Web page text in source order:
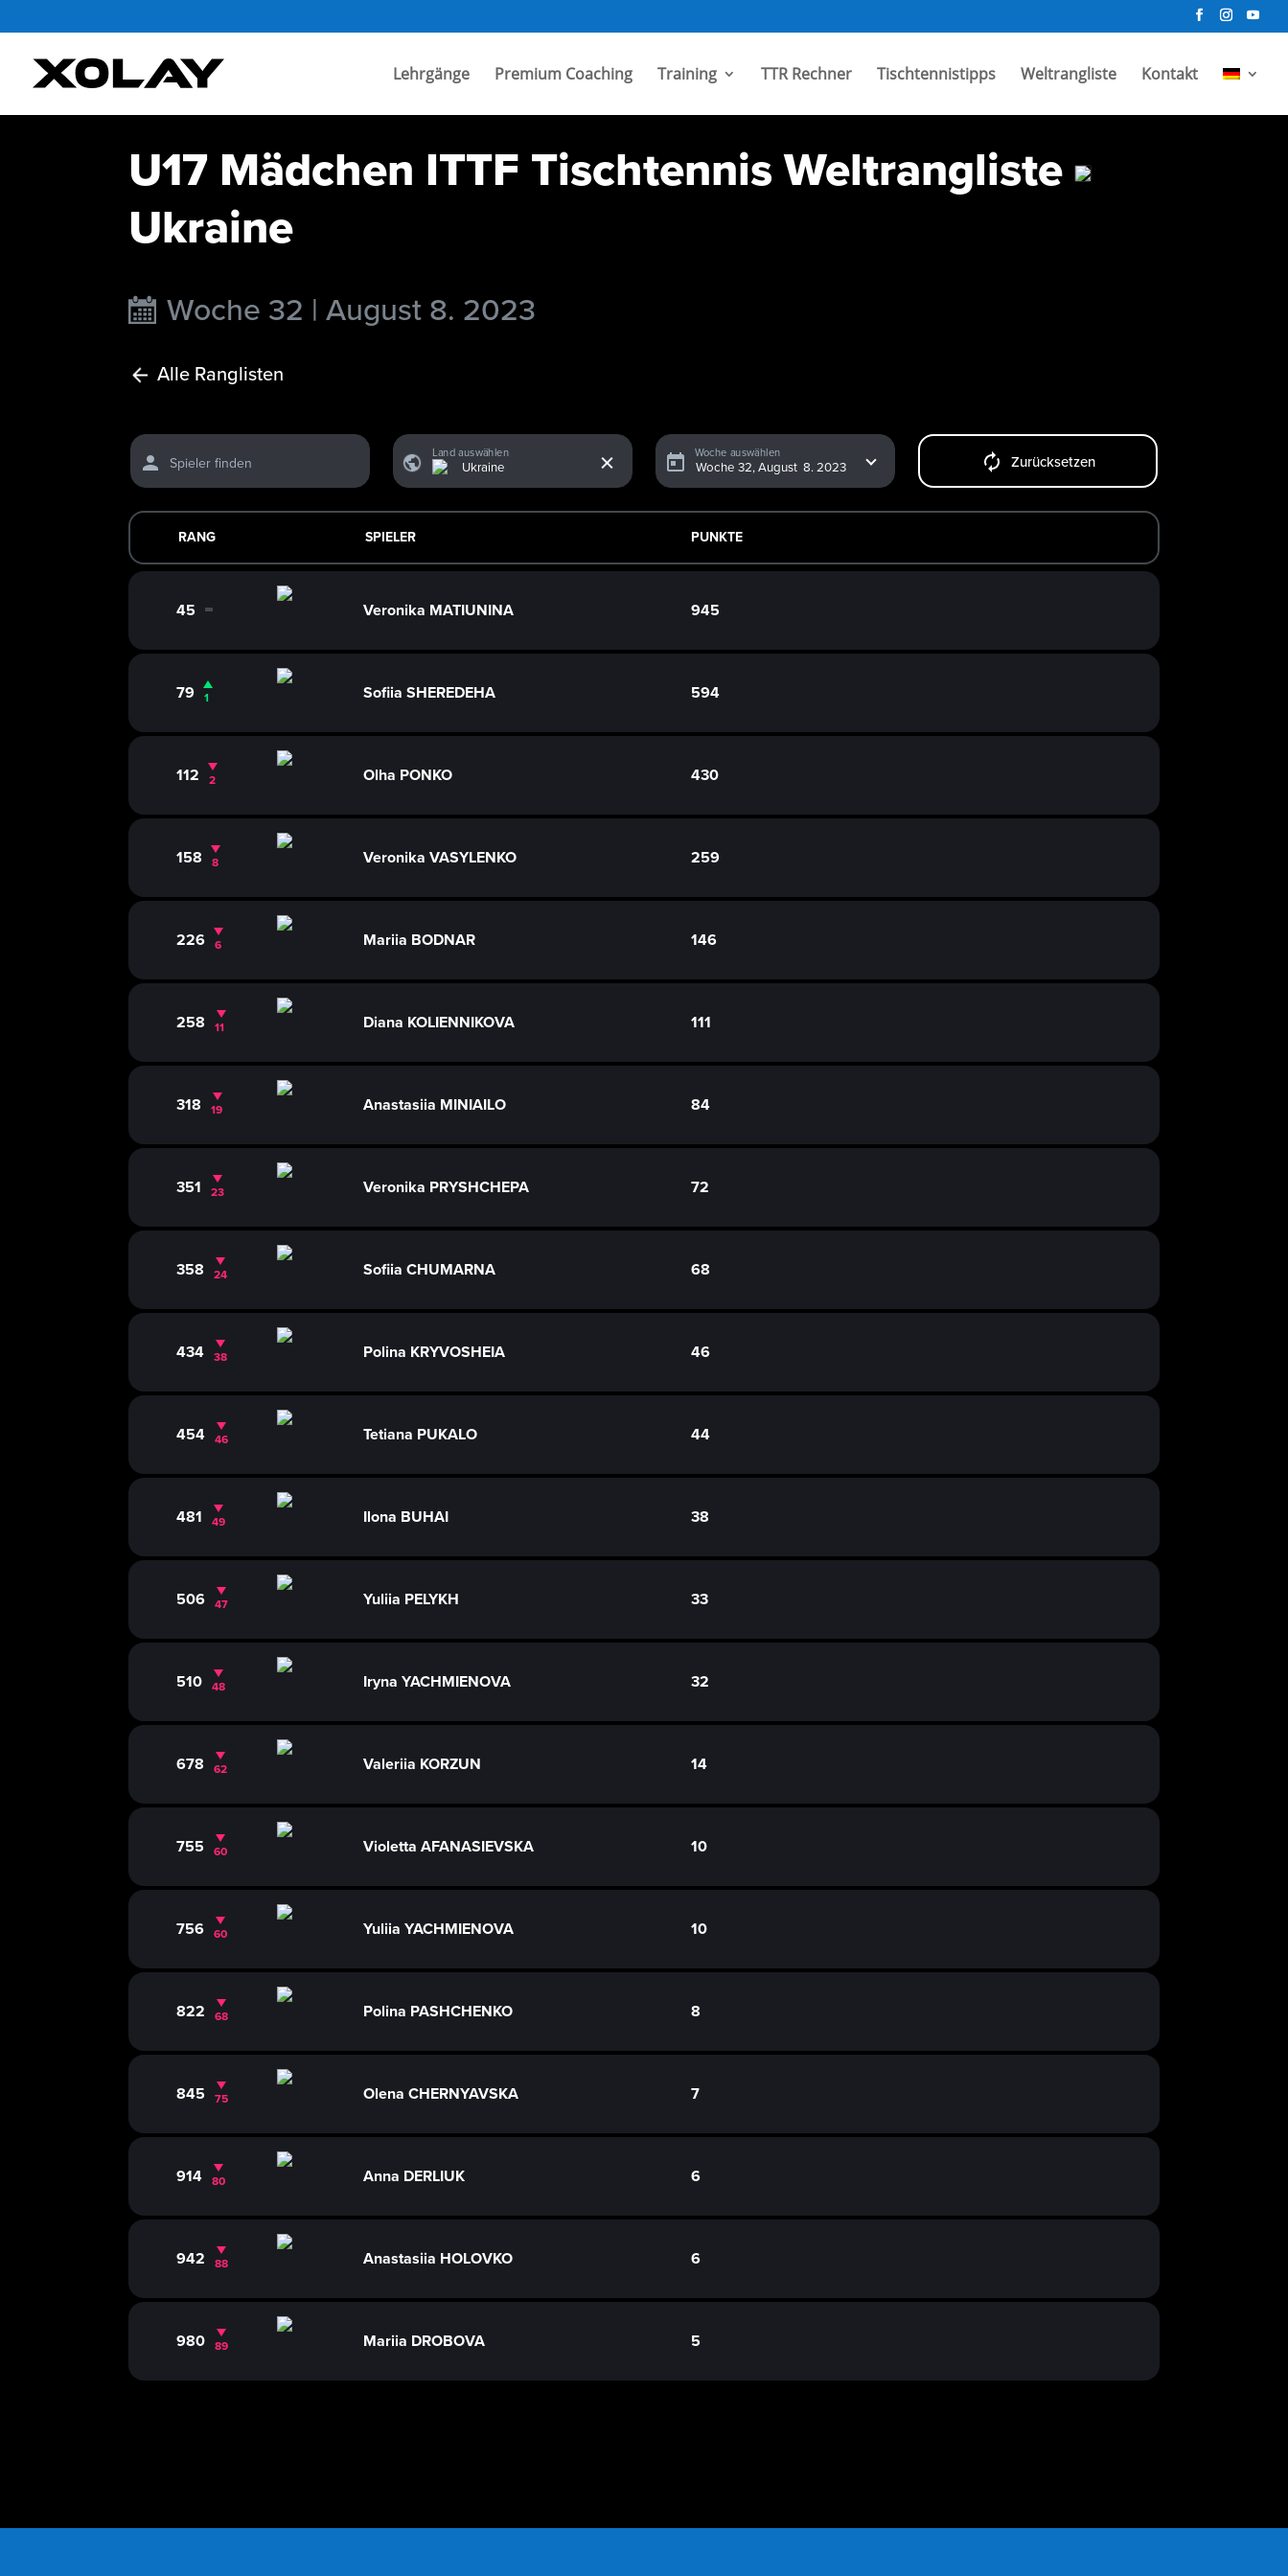
Lehrgänge Premium Coaching Training TTR Rechner Tischtennistipps Weltrangliste Kontakt
U17 Mädchen ITTF Tischtennis Weltrangliste
Ukraine
Woche 32 | August 8. 2023
Alle Ranglisten
Spieler finden
Land auswählen Woche auswählen
Zurücksetzen
RANG SPIELER PUNKTE
45 0 Veronika MATIUNINA 945
79 1 Sofiia SHEREDEHA 594
112 2 Olha PONKO 430
158 8 Veronika VASYLENKO 259
226 6 Mariia BODNAR 146
258 11 Diana KOLIENNIKOVA 111
318 19 Anastasiia MINIAILO 84
351 23 Veronika PRYSHCHEPA 72
358 24 Sofiia CHUMARNA 68
434 38 Polina KRYVOSHEIA 46
454 46 Tetiana PUKALO 44
481 49 Ilona BUHAI 38
506 47 Yuliia PELYKH 33
510 48 Iryna YACHMIENOVA 32
678 62 Valeriia KORZUN 14
755 60 Violetta AFANASIEVSKA 10
756 60 Yuliia YACHMIENOVA 10
822 68 Polina PASHCHENKO 8
845 75 Olena CHERNYAVSKA 7
914 80 Anna DERLIUK 6
942 88 Anastasiia HOLOVKO 6
980 89 Mariia DROBOVA 5